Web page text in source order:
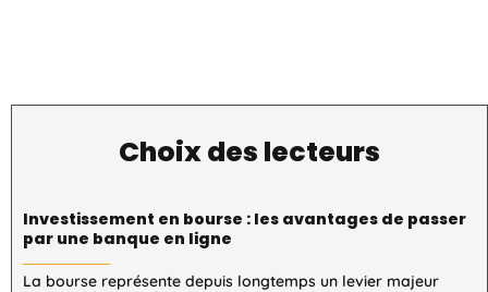
Choix des lecteurs
Investissement en bourse : les avantages de passer
par une banque en ligne
La bourse représente depuis longtemps un levier majeur